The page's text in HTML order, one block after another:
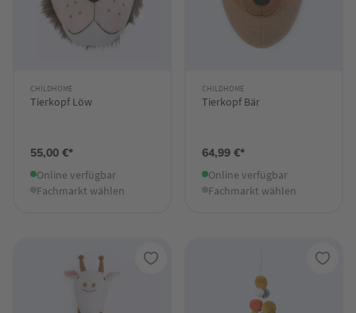
CHILDHOME
Tierkopf Löw
55,00 €*
Online verfügbar
Fachmarkt wählen
CHILDHOME
Tierkopf Bär
64,99 €*
Online verfügbar
Fachmarkt wählen